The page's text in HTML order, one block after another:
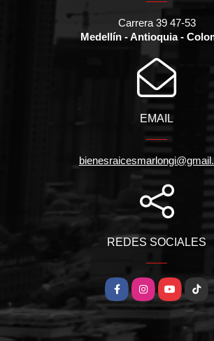
Carrera 39 47-53
Medellín - Antioquia -
EMAIL
REDES SOCIALES
FacebookInstagramYouTube